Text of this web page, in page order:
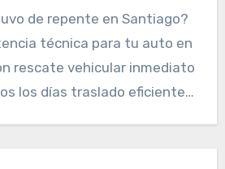
de repente en Santiago?
técnica para tu auto en
rescate vehicular inmediato
los días traslado eficiente…